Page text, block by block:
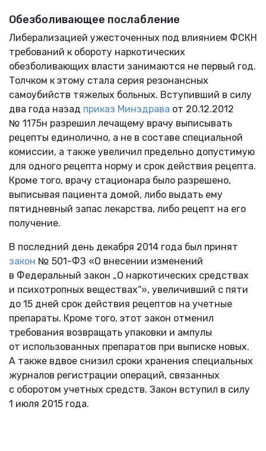
Обезболивающее послабление
Либерализацией ужесточенных под влиянием ФСКН
требований к обороту наркотических
обезболивающих власти занимаются не первый год.
Толчком к этому стала серия резонансных
самоубийств тяжелых больных. Вступивший в силу
два года назад приказ Минздрава от 20.12.2012
№ 1175н разрешил лечащему врачу выписывать
рецепты единолично, а не в составе специальной
комиссии, а также увеличил предельно допустимую
для одного рецепта норму и срок действия рецепта.
Кроме того, врачу стационара было разрешено,
выписывая пациента домой, либо выдать ему
пятидневный запас лекарства, либо рецепт на его
получение.
В последний день декабря 2014 года был принят
закон № 501-ФЗ «О внесении изменений
в Федеральный закон „О наркотических средствах
и психотропных веществах“», увеличивший с пяти
до 15 дней срок действия рецептов на учетные
препараты. Кроме того, этот закон отменил
требования возвращать упаковки и ампулы
от использованных препаратов при выписке новых.
А также вдвое снизил сроки хранения специальных
журналов регистрации операций, связанных
с оборотом учетных средств. Закон вступил в силу
1 июля 2015 года.